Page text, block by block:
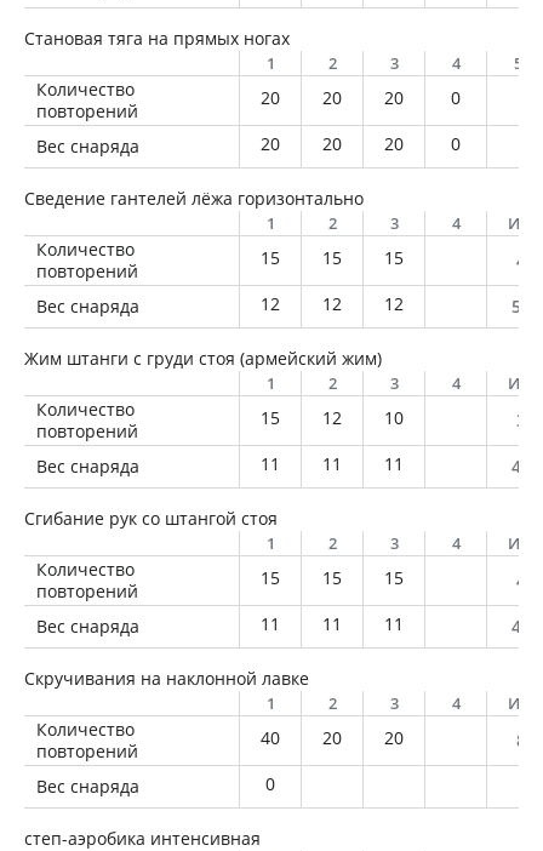
Становая тяга на прямых ногах
1 2 3 4 5
Количество
повторений
20 20 20 0
Вес снаряда 20 20 20 0
Сведение гантелей лёжа горизонтально
1 2 3 4
Количество
повторений
15 15 15
45
Вес снаряда
12 12 12 540
Жим штанги с груди стоя (армейский жим)
1 2 3 4
Количество
повторений
15 12 10
37
Вес снаряда
11 11 11 407
Сгибание рук со штангой стоя
1 2 3 4
Количество
повторений
15 15 15
45
Вес снаряда
11 11 11 495
Скручивания на наклонной лавке
1 2 3 4
Количество
повторений
40 20 20
80
Вес снаряда
0
степ-аэробика интенсивная